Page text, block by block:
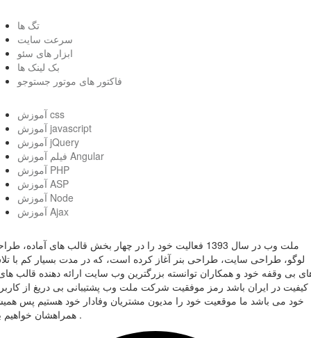
تگ ها
سرعت سایت
ابزار های سئو
بک لینک ها
فاکتور های موتور جستوجو
آموزش css
آموزش javascript
آموزش jQuery
فیلم آموزش Angular
آموزش PHP
آموزش ASP
آموزش Node
آموزش Ajax
ملت وب در سال 1393 فعالیت خود را در چهار بخش قالب های آماده،
لوگو، طراحی سایت، طراحی بنر آغاز کرده است، که در مدت بسیار کم با
بی وقفه خود و همکاران توانسته بزرگترین وب سایت ارائه دهنده قالب
کیفیت در ایران باشد رمز موفقیت شرکت ملت وب پشتیبانی بی دریغ از
خود می باشد ما موقعیت خود را مدیون مشتریان وفادار خود هستیم پس
همراهشان خواهیم بود .